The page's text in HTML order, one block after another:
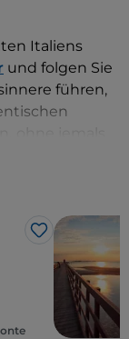
Italiens
und folgen Sie
führen,
Häfen
Like